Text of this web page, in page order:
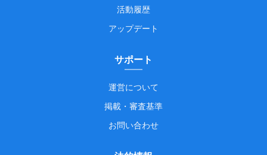
活動履歴
アップデート
サポート
運営について
掲載・審査基準
お問い合わせ